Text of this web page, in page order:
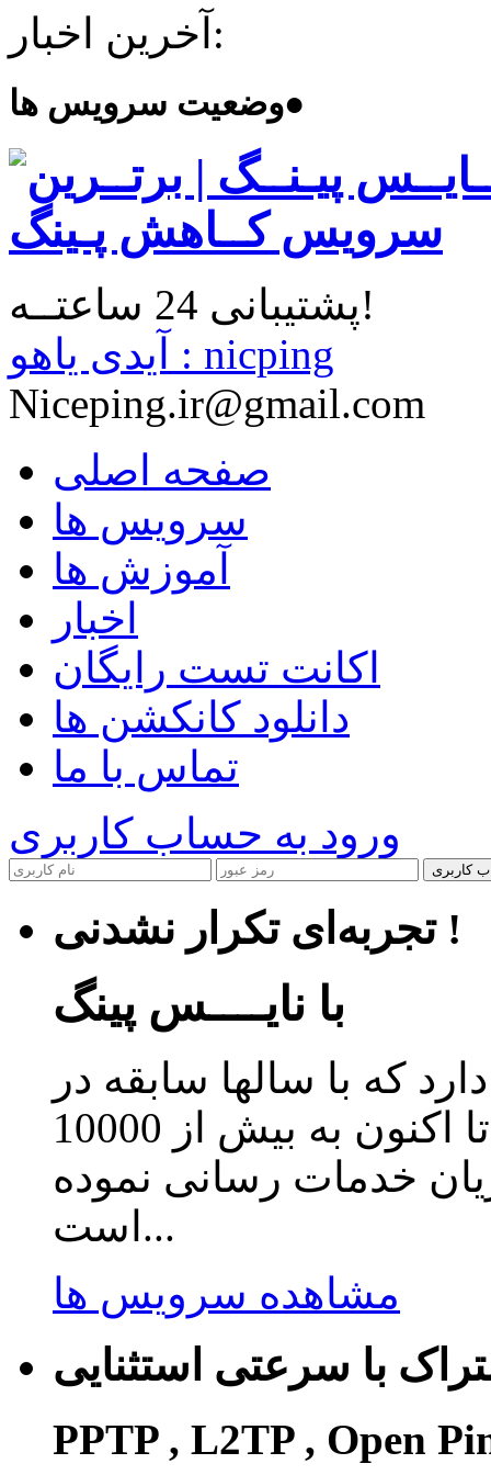
آخرین اخبار:
وضعیت سرویس ها●
پشتیبانی 24 ساعتــه!
آیدی یاهو : nicping
Niceping.ir@gmail.com
صفحه اصلی
سرویس ها
آموزش ها
اخبار
اکانت تست رایگان
دانلود کانکشن ها
تماس با ما
ورود به حساب کاربری
کاربری
تجربه‌ای تکرار نشدنی !
با نایــــس پینگ
که با سالها سابقه در
زمینه ارائه سرویس کاهش پینگ تا اکنون به بیش از 10000
خدمات رسانی نموده
است...
مشاهده سرویس ها
با سرعتی استثنایی
PPTP , L2TP , Open